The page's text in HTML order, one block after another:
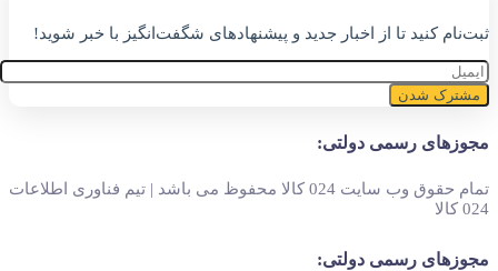
ثبت‌نام کنید تا از اخبار جدید و پیشنهاد‌های شگفت‌انگیز با خبر شوید!
مشترک شدن
مجوزهای رسمی دولتی:
تمام حقوق وب سایت 024 کالا محفوظ می باشد | تیم فناوری اطلاعات
024 کالا
مجوزهای رسمی دولتی: